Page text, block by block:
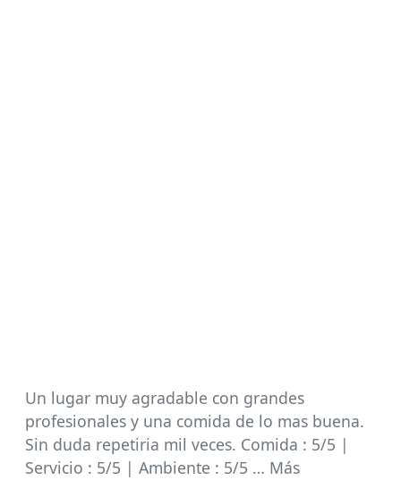
Un lugar muy agradable con grandes
profesionales y una comida de lo mas buena.
Sin duda repetiria mil veces. Comida : 5/5 |
Servicio : 5/5 | Ambiente : 5/5 … Más